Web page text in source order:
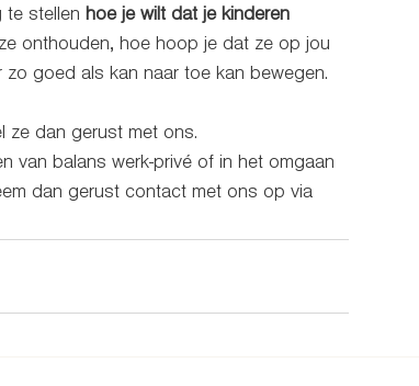
te stellen hoe je wilt dat je kinderen
onthouden, hoe hoop je dat ze op jou
zo goed als kan naar toe kan bewegen.
ze dan gerust met ons.
van balans werk-privé of in het omgaan
dan gerust contact met ons op via